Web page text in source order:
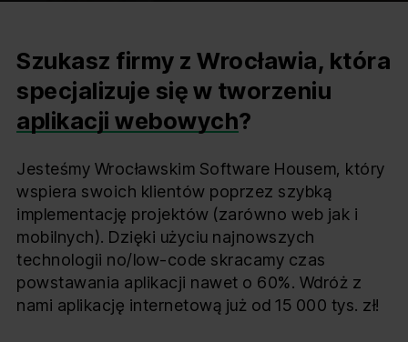
Szukasz firmy z Wrocławia, która
specjalizuje się w tworzeniu
aplikacji webowych?
Jesteśmy Wrocławskim Software Housem, który
wspiera swoich klientów poprzez szybką
implementację projektów (zarówno web jak i
mobilnych). Dzięki użyciu najnowszych
technologii no/low-code skracamy czas
powstawania aplikacji nawet o 60%. Wdróż z
nami aplikację internetową już od 15 000 tys. zł!